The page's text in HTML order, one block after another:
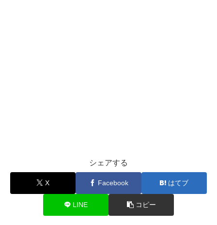
シェアする
X Facebook はてブ
LINE コピー